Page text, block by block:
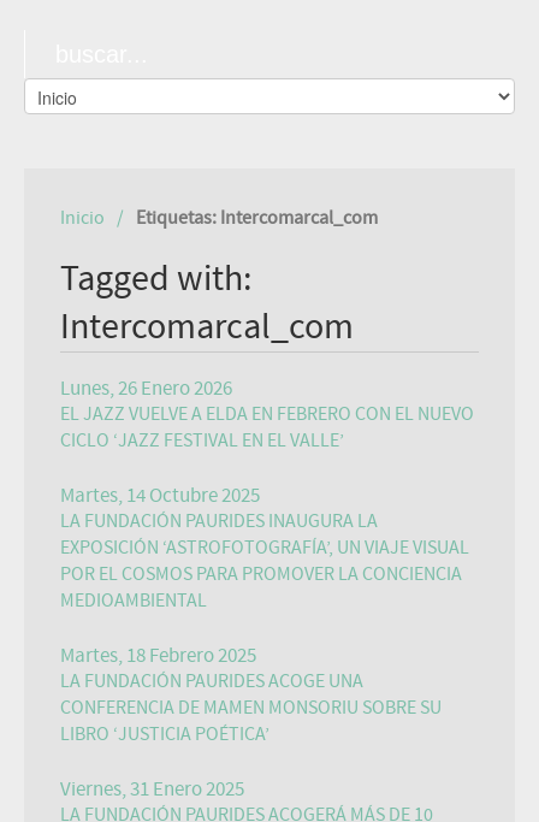
Inicio Etiquetas: Intercomarcal_com
Tagged with:
Intercomarcal_com
Lunes, 26 Enero 2026
EL JAZZ VUELVE A ELDA EN FEBRERO CON EL NUEVO
CICLO ‘JAZZ FESTIVAL EN EL VALLE’
Martes, 14 Octubre 2025
LA FUNDACIÓN PAURIDES INAUGURA LA
EXPOSICIÓN ‘ASTROFOTOGRAFÍA’, UN VIAJE VISUAL
POR EL COSMOS PARA PROMOVER LA CONCIENCIA
MEDIOAMBIENTAL
Martes, 18 Febrero 2025
LA FUNDACIÓN PAURIDES ACOGE UNA
CONFERENCIA DE MAMEN MONSORIU SOBRE SU
LIBRO ‘JUSTICIA POÉTICA’
Viernes, 31 Enero 2025
LA FUNDACIÓN PAURIDES ACOGERÁ MÁS DE 10